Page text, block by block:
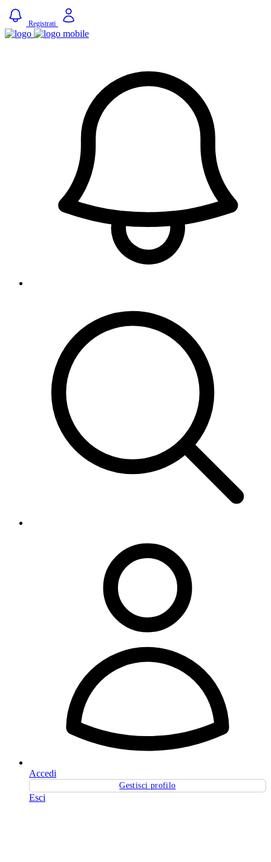
Registrati
Accedi
Gestisci profilo
Esci